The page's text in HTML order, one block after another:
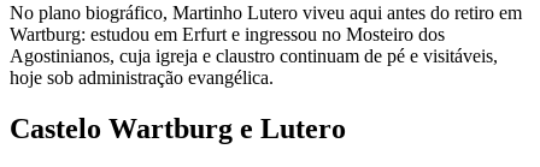
No plano biográfico, Martinho Lutero viveu aqui antes do retiro em
Wartburg: estudou em Erfurt e ingressou no Mosteiro dos
Agostinianos, cuja igreja e claustro continuam de pé e visitáveis,
hoje sob administração evangélica.
Castelo Wartburg e Lutero